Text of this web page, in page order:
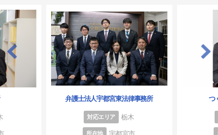
弁護士法人宇都宮東法律事務所
対応エリア 栃木
所在地 宇都宮市
つ